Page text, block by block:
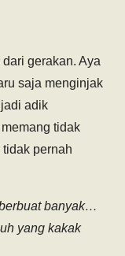
gerakan. Aya
saja menginjak
adik
tidak
pernah
banyak…
yang kakak